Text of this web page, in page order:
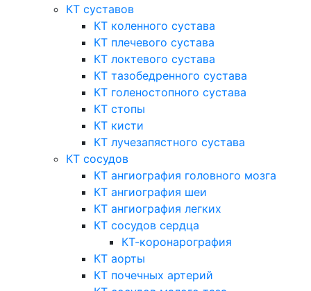
КТ суставов
КТ коленного сустава
КТ плечевого сустава
КТ локтевого сустава
КТ тазобедренного сустава
КТ голеностопного сустава
КТ стопы
КТ кисти
КТ лучезапястного сустава
КТ сосудов
КТ ангиография головного мозга
КТ ангиография шеи
КТ ангиография легких
КТ сосудов сердца
КТ-коронарография
КТ аорты
КТ почечных артерий